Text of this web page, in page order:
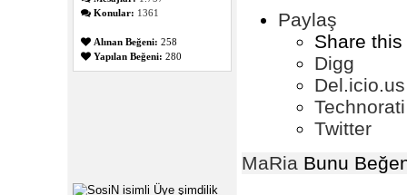
Konular: 1361
Alınan Beğeni: 258
Yapılan Beğeni: 280
Paylaş
Share
Digg
Del.icio.us
Technorati
Twitter
MaRia Bunu